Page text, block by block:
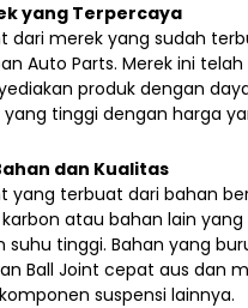
yang Terpercaya
dari merek yang sudah
Auto Parts. Merek ini
produk dengan
yang tinggi dengan harga
dan Kualitas
yang terbuat dari bahan
atau bahan lain
suhu tinggi. Bahan yang
Ball Joint cepat aus dan
suspensi lainnya.